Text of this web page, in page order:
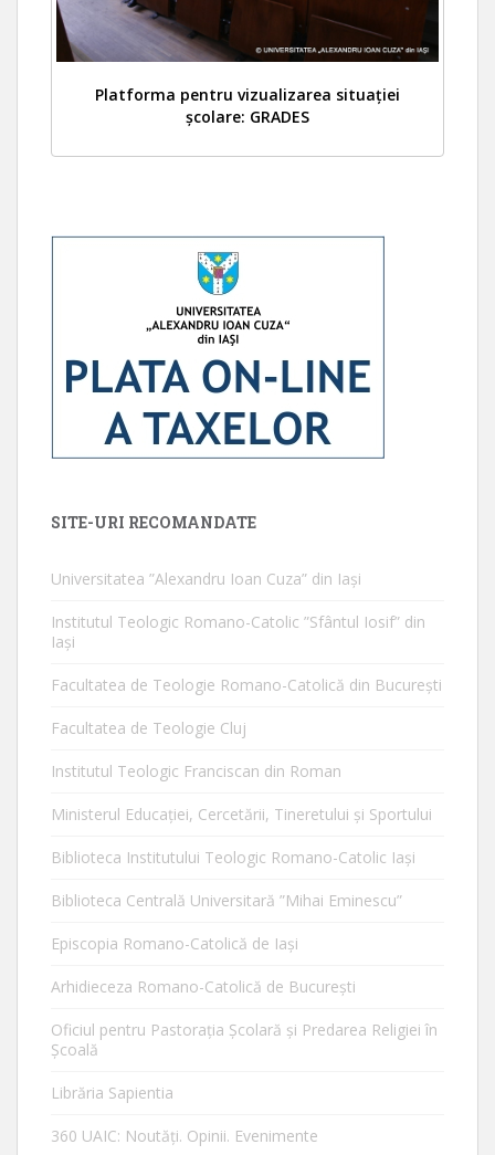
Platforma pentru vizualizarea situației
școlare: GRADES
SITE-URI RECOMANDATE
Universitatea ”Alexandru Ioan Cuza” din Iaşi
Institutul Teologic Romano-Catolic ”Sfântul Iosif” din
Iaşi
Facultatea de Teologie Romano-Catolică din Bucureşti
Facultatea de Teologie Cluj
Institutul Teologic Franciscan din Roman
Ministerul Educaţiei, Cercetării, Tineretului şi Sportului
Biblioteca Institutului Teologic Romano-Catolic Iaşi
Biblioteca Centrală Universitară ”Mihai Eminescu”
Episcopia Romano-Catolică de Iaşi
Arhidieceza Romano-Catolică de Bucureşti
Oficiul pentru Pastorația Școlară și Predarea Religiei în
Școală
Librăria Sapientia
360 UAIC: Noutăţi. Opinii. Evenimente